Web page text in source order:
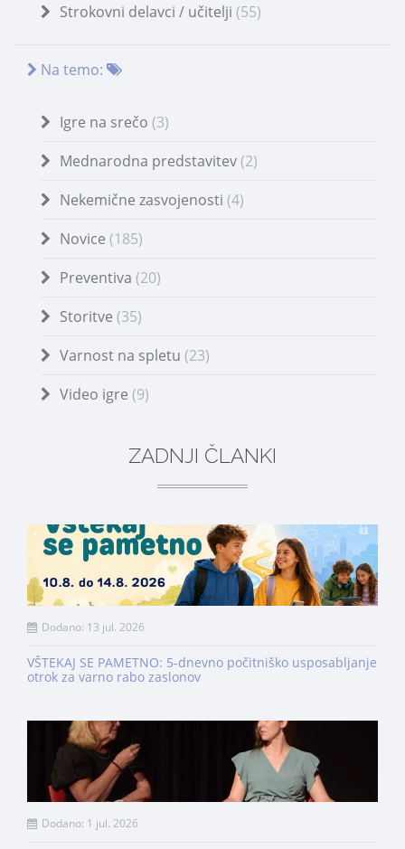
Strokovni delavci / učitelji (55)
Na temo:
Igre na srečo (3)
Mednarodna predstavitev (2)
Nekemične zasvojenosti (4)
Novice (185)
Preventiva (20)
Storitve (35)
Varnost na spletu (23)
Video igre (9)
ZADNJI ČLANKI
Dodano: 13 jul. 2026
VŠTEKAJ SE PAMETNO: 5-dnevno počitniško usposabljanje
otrok za varno rabo zaslonov
Dodano: 1 jul. 2026